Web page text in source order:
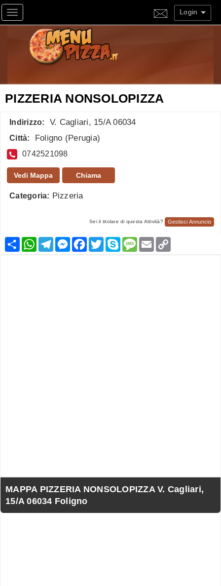
Toggle navigation Login
PIZZERIA NONSOLOPIZZA
Indirizzo: V. Cagliari, 15/A 06034
Città: Foligno (Perugia)
0742521098
Vedi Mappa Chiama
Categoria: Pizzeria
Sei il titolare di questa Attività? Gestisci Annuncio
CondividiWhatsApp
TelegramMessenger
Facebook
TwitterSkypeMessage
Email
MAPPA PIZZERIA NONSOLOPIZZA V. Cagliari,
15/A 06034 Foligno